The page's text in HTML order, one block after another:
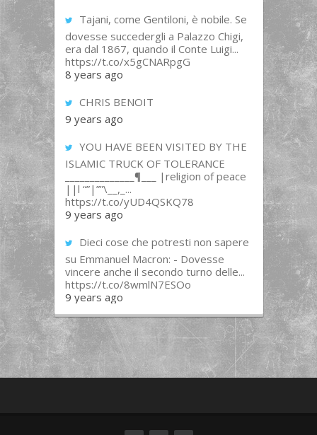
Tajani, come Gentiloni, è nobile. Se
dovesse succedergli a Palazzo Chigi,
era dal 1867, quando il Conte Luigi...
https://t.co/x5gCNARpgG
8 years ago
CHRIS BENOIT
9 years ago
YOU HAVE BEEN VISITED BY THE
ISLAMIC TRUCK OF TOLERANCE
______________¶___ |religion of peace
||l “”|””\__,_...
https://t.co/yUD4QSKQ78
9 years ago
Dieci cose che potresti non sapere
su Emmanuel Macron: - Dovesse
vincere anche il secondo turno delle...
https://t.co/8wmlN7ESOo
9 years ago